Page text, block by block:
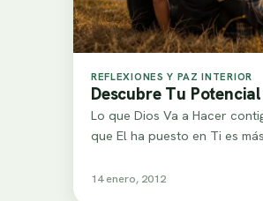
REFLEXIONES Y PAZ INTERIOR
Descubre Tu
Lo que Dios Va a Hacer
que El ha puesto en Ti es
14 enero, 2012